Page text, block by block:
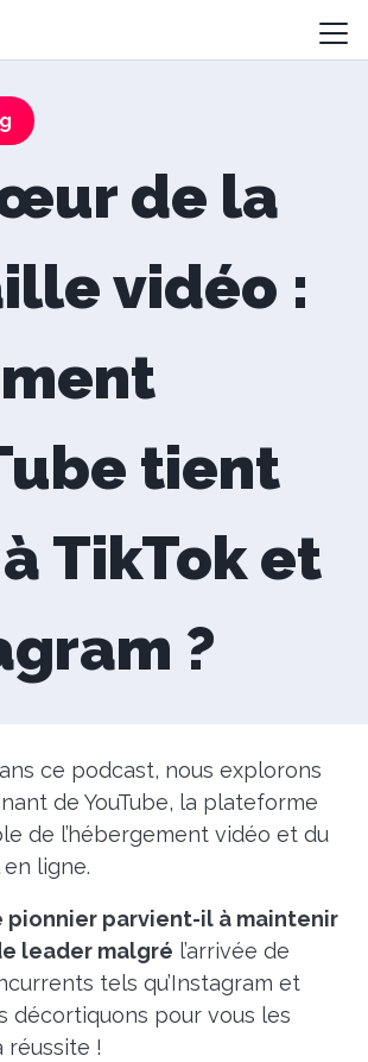
de la
vidéo :
tient
TikTok et
?
ce podcast, nous explorons
de YouTube, la plateforme
de l’hébergement vidéo et du
ligne.
pionnier parvient-il à maintenir
leader malgré l’arrivée de
tels qu’Instagram et
décortiquons pour vous les
réussite !